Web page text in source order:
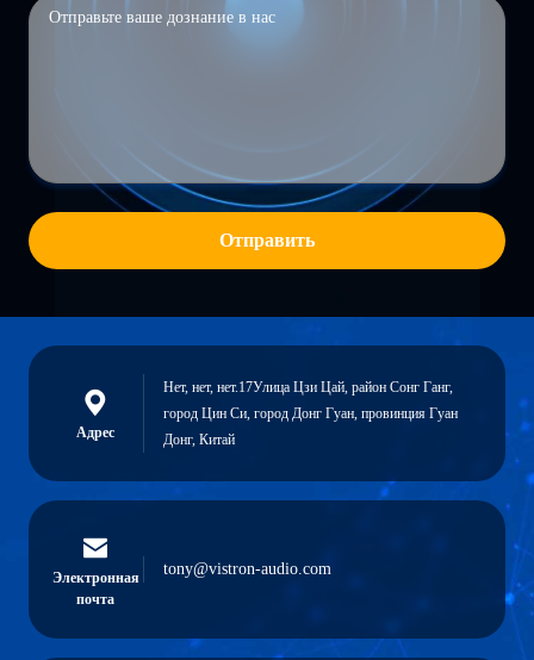
Отправить
Адрес
Нет, нет, нет.17Улица Цзи Цай, район Сонг Ганг,
город Цин Си, город Донг Гуан, провинция Гуан
Донг, Китай
Электронная
почта
tony@vistron-audio.com